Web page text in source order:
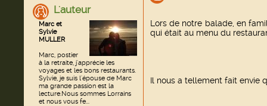
L'auteur
Marc et
Sylvie
MULLER
Marc, postier
à la retraite, j'apprécie les
voyages et les bons restaurants.
Sylvie, je suis l'épouse de Marc
ma grande passion est la
lecture.Nous sommes Lorrains
et nous vous fe...
Lors de notre balade, en
qui était au menu du
Il nous a tellement fait envie